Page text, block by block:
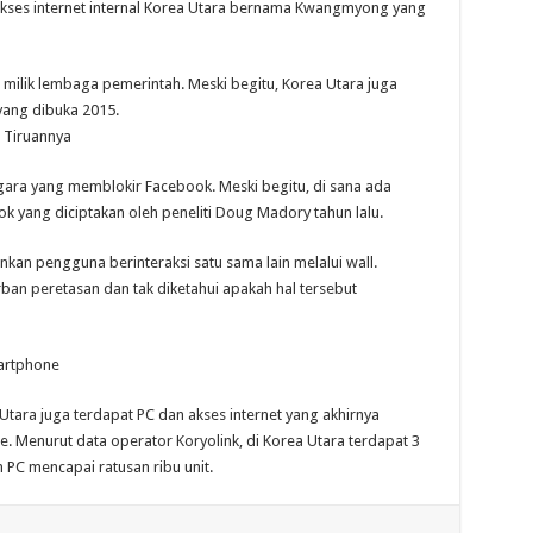
internet internal Korea Utara bernama Kwangmyong yang
lembaga pemerintah. Meski begitu, Korea Utara juga
dibuka 2015.
yang memblokir Facebook. Meski begitu, di sana ada
yang diciptakan oleh peneliti Doug Madory tahun lalu.
pengguna berinteraksi satu sama lain melalui wall.
peretasan dan tak diketahui apakah hal tersebut
juga terdapat PC dan akses internet yang akhirnya
Menurut data operator Koryolink, di Korea Utara terdapat 3
mencapai ratusan ribu unit.